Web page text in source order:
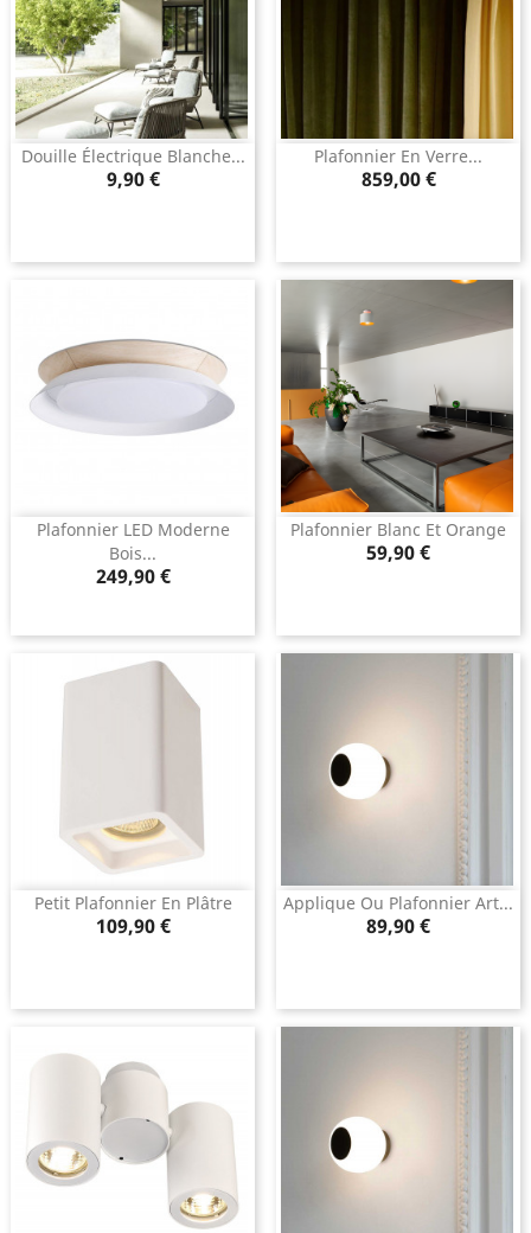
Douille Électrique Blanche...
Prix
9,90 €
Plafonnier En Verre...
Prix
859,00 €
Plafonnier LED Moderne
Bois...
Prix
249,90 €
Plafonnier Blanc Et Orange
Prix
59,90 €
Petit Plafonnier En Plâtre
Prix
109,90 €
Applique Ou Plafonnier Art...
Prix
89,90 €